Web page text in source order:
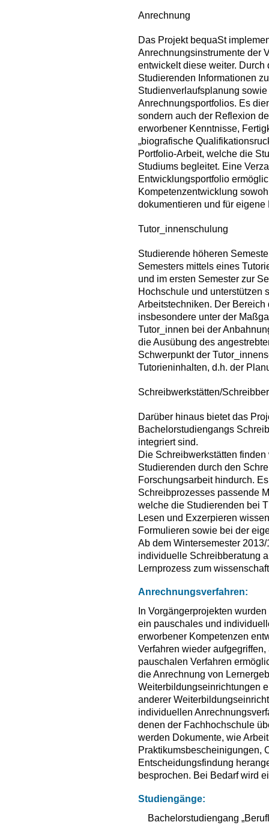
Anrechnung
Das Projekt bequaSt
Anrechnungsinstrumente der
entwickelt diese weiter.
Studierenden Informationen
Studienverlaufsplanung
Anrechnungsportfolios. Es
sondern auch der Reflexion
erworbener Kenntnisse,
„biografische
Portfolio-Arbeit, welche die
Studiums begleitet. Eine
Entwicklungsportfolio
Kompetenzentwicklung
dokumentieren und für
Tutor_innenschulung
Studierende höheren
Semesters mittels eines
und im ersten Semester zur
Hochschule und unterstützen
Arbeitstechniken. Der
insbesondere unter der
Tutor_innen bei der
die Ausübung des
Schwerpunkt der
Tutorieninhalten, d.h. der
Schreibwerkstätten/
Darüber hinaus bietet das
Bachelorstudiengangs
integriert sind.
Die Schreibwerkstätten
Studierenden durch den
Forschungsarbeit hindurch.
Schreibprozesses passende
welche die Studierenden bei
Lesen und Exzerpieren
Formulieren sowie bei der
Ab dem Wintersemester
individuelle Schreibberatung
Lernprozess zum
Anrechnungsverfahren:
In Vorgängerprojekten
ein pauschales und
erworbener Kompetenzen
Verfahren wieder
pauschalen Verfahren
die Anrechnung von
Weiterbildungseinrichtungen
anderer
individuellen
denen der Fachhochschule
werden Dokumente, wie
Praktikumsbescheinigungen,
Entscheidungsfindung
besprochen. Bei Bedarf wird
Studiengänge:
Bachelorstudiengang